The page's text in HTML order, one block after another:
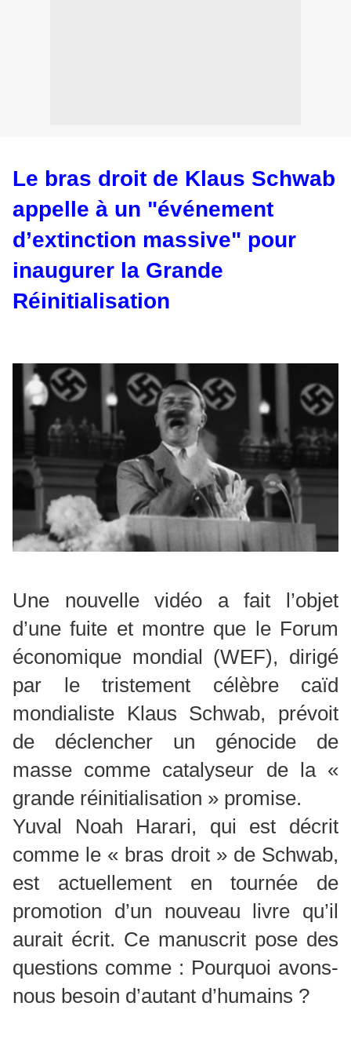
Le bras droit de Klaus Schwab
appelle à un "événement
d’extinction massive" pour
inaugurer la Grande
Réinitialisation
Une nouvelle vidéo a fait l’objet
d’une fuite et montre que le Forum
économique mondial (WEF), dirigé
par le tristement célèbre caïd
mondialiste Klaus Schwab, prévoit
de déclencher un génocide de
masse comme catalyseur de la «
grande réinitialisation » promise.
Yuval Noah Harari, qui est décrit
comme le « bras droit » de Schwab,
est actuellement en tournée de
promotion d’un nouveau livre qu’il
aurait écrit. Ce manuscrit pose des
questions comme : Pourquoi avons-
nous besoin d’autant d’humains ?